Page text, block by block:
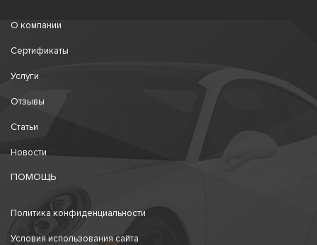
О компании
Сертификаты
Услуги
Отзывы
Статьи
Новости
ПОМОЩЬ
Политика конфиденциальности
Условия использования сайта